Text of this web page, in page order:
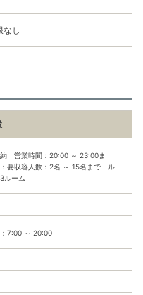
なし
営業時間：20:00 ～ 23:00ま
要収容人数：2名 ～ 15名まで ル
ルーム
7:00 ～ 20:00